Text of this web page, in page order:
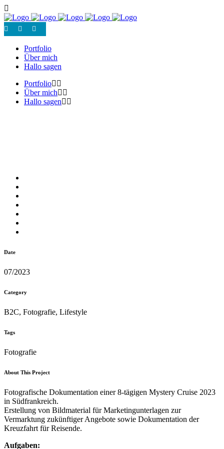
Portfolio
Über mich
Hallo sagen
Portfolio
Über mich
Hallo sagen
Date
07/2023
Category
B2C, Fotografie, Lifestyle
Tags
Fotografie
About This Project
Fotografische Dokumentation einer 8-tägigen Mystery Cruise 2023
in Südfrankreich.
Erstellung von Bildmaterial für Marketingunterlagen zur
Vermarktung zukünftiger Angebote sowie Dokumentation der
Kreuzfahrt für Reisende.
Aufgaben: